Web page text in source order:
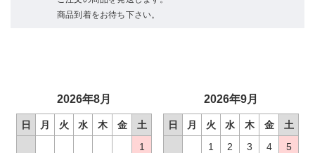
商品到着をお待ち下さい。
2026年8月
日 月 火 水 木 金
土
1
2026年9月
日 月 火 水 木 金
土
1
2 3 4
5